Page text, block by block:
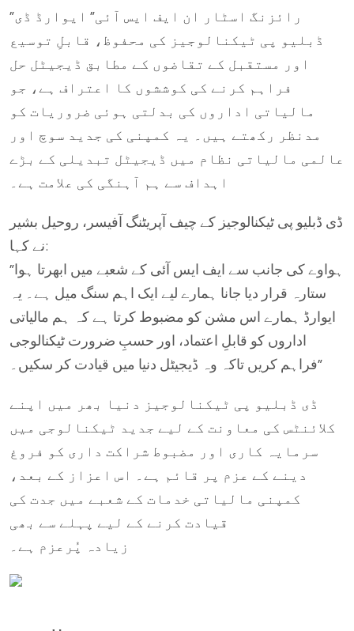
”رائزنگ اسٹار ان ایف ایس آئی” ایوارڈ ڈی
ڈبلیو پی ٹیکنالوجیز کی محفوظ، قابلِ توسیع
اور مستقبل کے تقاضوں کے مطابق ڈیجیٹل حل
فراہم کرنے کی کوششوں کا اعتراف ہے، جو
مالیاتی اداروں کی بدلتی ہوئی ضروریات کو
مدنظر رکھتے ہیں۔ یہ کمپنی کی جدید سوچ اور
عالمی مالیاتی نظام میں ڈیجیٹل تبدیلی کے بڑے
اہداف سے ہم آہنگی کی علامت ہے۔
ڈی ڈبلیو پی ٹیکنالوجیز کے چیف آپریٹنگ آفیسر، روحیل بشیر
نے کہا:
”ہواوے کی جانب سے ایف ایس آئی کے شعبے میں ابھرتا ہوا
ستارہ قرار دیا جانا ہمارے لیے ایک اہم سنگ میل ہے۔ یہ
ایوارڈ ہمارے اس مشن کو مضبوط کرتا ہے کہ ہم مالیاتی
اداروں کو قابلِ اعتماد، اور حسبِ ضرورت ٹیکنالوجی
فراہم کریں تاکہ وہ ڈیجیٹل دنیا میں قیادت کر سکیں۔”
ڈی ڈبلیو پی ٹیکنالوجیز دنیا بھر میں اپنے
کلائنٹس کی معاونت کے لیے جدید ٹیکنالوجی میں
سرمایہ کاری اور مضبوط شراکت داری کو فروغ
دینے کے عزم پر قائم ہے۔ اس اعزاز کے بعد،
کمپنی مالیاتی خدمات کے شعبے میں جدت کی
قیادت کرنے کے لیے پہلے سے بھی
زیادہ پُرعزم ہے۔